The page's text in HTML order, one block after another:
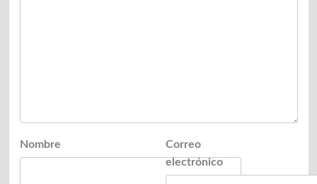
Nombre
Correo
electrónico